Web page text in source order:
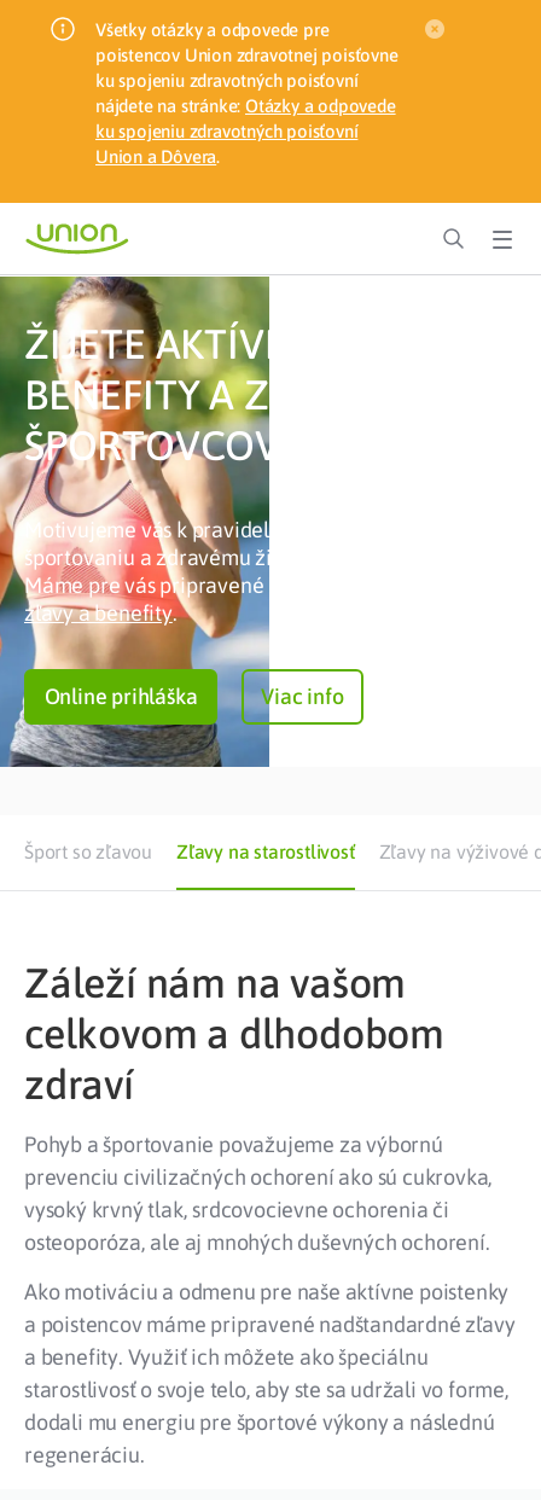
Všetky otázky a odpovede pre
poistencov Union zdravotnej poisťovne
ku spojeniu zdravotných poisťovní
nájdete na stránke: Otázky a odpovede
ku spojeniu zdravotných poisťovní
Union a Dôvera.
ŽIJETE AKTÍVNE? ZÍSKAJTE
BENEFITY A ZĽAVY PRE
ŠPORTOVCOV OD UNION
Motivujeme vás k pravidelnému pohybu,
športovaniu a zdravému životnému štýlu.
Máme pre vás pripravené nadštandardné
zľavy a benefity.
Online prihláška Viac info
Šport so zľavou Zľavy na starostlivosť Zľavy na výživové
Záleží nám na vašom
celkovom a dlhodobom
zdraví
Pohyb a športovanie považujeme za výbornú
prevenciu civilizačných ochorení ako sú cukrovka,
vysoký krvný tlak, srdcovocievne ochorenia či
osteoporóza, ale aj mnohých duševných ochorení.
Ako motiváciu a odmenu pre naše aktívne poistenky
a poistencov máme pripravené nadštandardné zľavy
a benefity. Využiť ich môžete ako špeciálnu
starostlivosť o svoje telo, aby ste sa udržali vo forme,
dodali mu energiu pre športové výkony a následnú
regeneráciu.